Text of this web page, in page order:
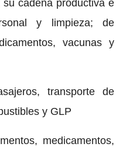
cadena productiva e
y limpieza; de
vacunas y
transporte de
y GLP
medicamentos,